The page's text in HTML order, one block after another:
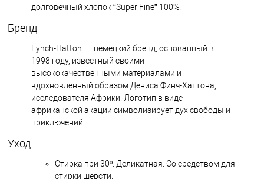
долговечный хлопок “Super Fine” 100%.
Бренд
Fynch-Hatton — немецкий бренд, основанный в
1998 году, известный своими
высококачественными материалами и
вдохновлённый образом Дениса Финч-Хаттона,
исследователя Африки. Логотип в виде
африканской акации символизирует дух свободы и
приключений.
Уход
Стирка при 30º. Деликатная. Со средством для
стирки шерсти.